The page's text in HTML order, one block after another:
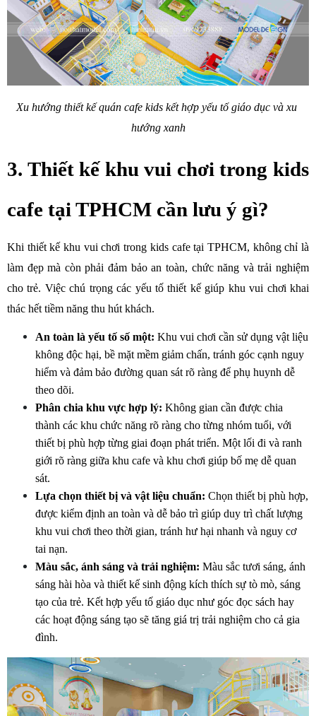
Xu hướng thiết kế quán cafe kids kết hợp yếu tố giáo dục và xu
hướng xanh
3. Thiết kế khu vui chơi trong kids
cafe tại TPHCM cần lưu ý gì?
Khi thiết kế khu vui chơi trong kids cafe tại TPHCM, không chỉ là
làm đẹp mà còn phải đảm bảo an toàn, chức năng và trải nghiệm
cho trẻ. Việc chú trọng các yếu tố thiết kế giúp khu vui chơi khai
thác hết tiềm năng thu hút khách.
An toàn là yếu tố số một: Khu vui chơi cần sử dụng vật liệu
không độc hại, bề mặt mềm giảm chấn, tránh góc cạnh nguy
hiểm và đảm bảo đường quan sát rõ ràng để phụ huynh dễ
theo dõi.
Phân chia khu vực hợp lý: Không gian cần được chia
thành các khu chức năng rõ ràng cho từng nhóm tuổi, với
thiết bị phù hợp từng giai đoạn phát triển. Một lối đi và ranh
giới rõ ràng giữa khu cafe và khu chơi giúp bố mẹ dễ quan
sát.
Lựa chọn thiết bị và vật liệu chuẩn: Chọn thiết bị phù hợp,
được kiểm định an toàn và dễ bảo trì giúp duy trì chất lượng
khu vui chơi theo thời gian, tránh hư hại nhanh và nguy cơ
tai nạn.
Màu sắc, ánh sáng và trải nghiệm: Màu sắc tươi sáng, ánh
sáng hài hòa và thiết kế sinh động kích thích sự tò mò, sáng
tạo của trẻ. Kết hợp yếu tố giáo dục như góc đọc sách hay
các hoạt động sáng tạo sẽ tăng giá trị trải nghiệm cho cả gia
đình.